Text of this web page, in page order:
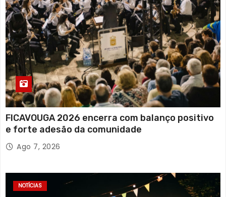
FICAVOUGA 2026 encerra com balanço positivo
e forte adesão da comunidade
Ago 7, 2026
NOTÍCIAS